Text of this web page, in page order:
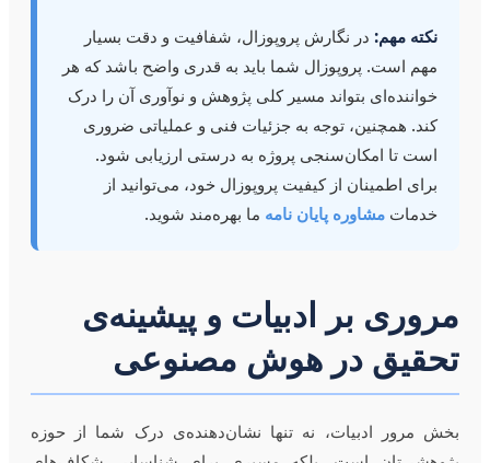
نکته مهم: در نگارش پروپوزال، شفافیت و دقت بسیار
مهم است. پروپوزال شما باید به قدری واضح باشد که هر
خواننده‌ای بتواند مسیر کلی پژوهش و نوآوری آن را درک
کند. همچنین، توجه به جزئیات فنی و عملیاتی ضروری
است تا امکان‌سنجی پروژه به درستی ارزیابی شود.
برای اطمینان از کیفیت پروپوزال خود، می‌توانید از
خدمات مشاوره پایان نامه ما بهره‌مند شوید.
مروری بر ادبیات و پیشینه‌ی
تحقیق در هوش مصنوعی
بخش مرور ادبیات، نه تنها نشان‌دهنده‌ی درک شما از حوزه